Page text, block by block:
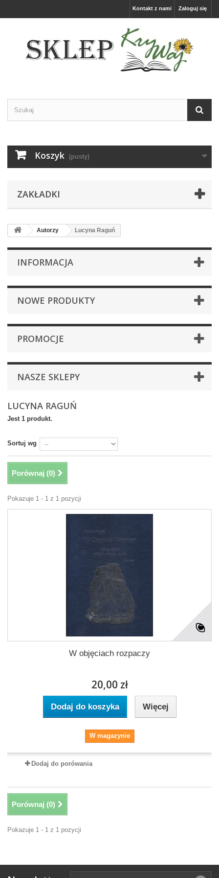
Zaloguj się
Kontakt z nami
Koszyk (pusty)
ZAKŁADKI
Autorzy Lucyna Raguń
INFORMACJA
NOWE PRODUKTY
PROMOCJE
NASZE SKLEPY
LUCYNA RAGUŃ
Jest 1 produkt.
Sortuj wg
Porównaj (0)
Pokazuje 1 - 1 z 1 pozycji
W objęciach rozpaczy
20,00 zł
Dodaj do koszyka Więcej
W magazynie
Dodaj do porówania
Porównaj (0)
Pokazuje 1 - 1 z 1 pozycji